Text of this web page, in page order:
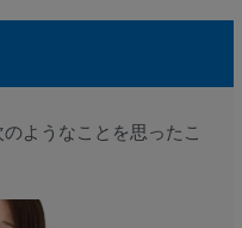
ようなことを思ったこ